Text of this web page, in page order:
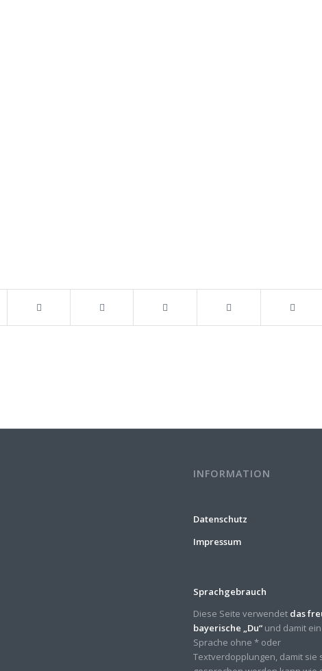
INFORMATION
Datenschutz
Impressum
Sprachgebrauch
Diese Seite verwendet das
bayerische „Du“ und damit
Sprache ohne * oder
Textverdopplungen, damit sie